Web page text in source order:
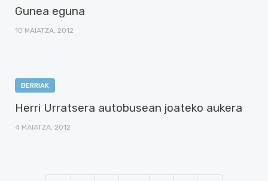
Gunea eguna
10 MAIATZA, 2012
BERRIAK
Herri Urratsera autobusean joateko aukera
4 MAIATZA, 2012